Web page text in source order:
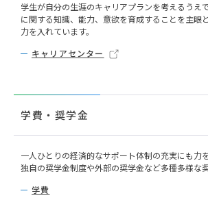
学生が自分の生涯のキャリアプランを考えるうえ
に関する知識、能力、意欲を育成することを主眼
力を入れています。
キャリアセンター
学費・奨学金
一人ひとりの経済的なサポート体制の充実にも力
独自の奨学金制度や外部の奨学金など多種多様な
学費